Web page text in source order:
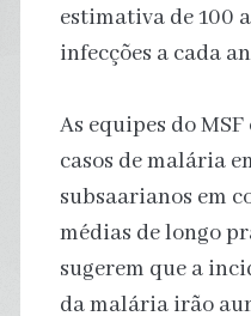
estimativa de 100
infecções a cada
As equipes do
casos de malária
subsaarianos em
médias de longo
sugerem que a
da malária irão